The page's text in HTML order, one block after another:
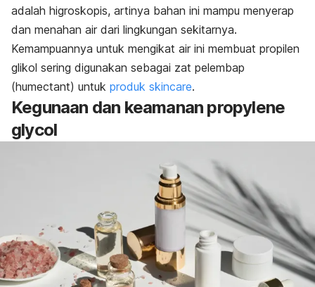
adalah higroskopis, artinya bahan ini mampu menyerap
dan menahan air dari lingkungan sekitarnya.
Kemampuannya untuk mengikat air ini membuat propilen
glikol sering digunakan sebagai zat pelembap
(humectant) untuk produk skincare.
Kegunaan dan keamanan propylene
glycol